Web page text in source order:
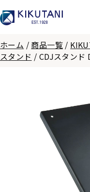
ホーム / 商品一覧 /
スタンド / CDJスタンド